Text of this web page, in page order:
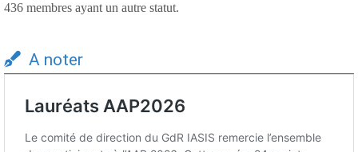
436 membres ayant un autre statut.
A noter